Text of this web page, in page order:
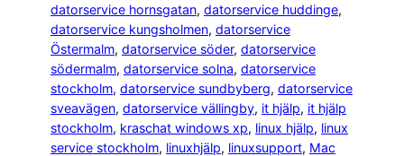
datorservice hornsgatan, datorservice huddinge
datorservice kungsholmen, datorservice
Östermalm, datorservice söder, datorservice
södermalm, datorservice solna, datorservice
stockholm, datorservice sundbyberg, datorservice
sveavägen, datorservice vällingby, it hjälp, it hjälp
stockholm, kraschat windows xp, linux hjälp, linux
service stockholm, linuxhjälp, linuxsupport, Mac